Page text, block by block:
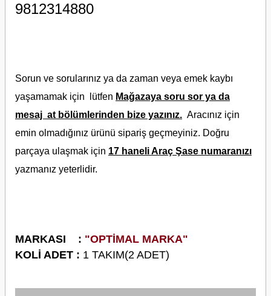
9812314880
Sorun ve sorularınız ya da zaman veya emek kaybı
yaşamamak için lütfen Mağazaya soru sor ya da
mesaj at bölümlerinden bize yazınız. Aracınız için
emin olmadığınız ürünü sipariş geçmeyiniz. Doğru
parçaya ulaşmak için 17 haneli Araç Şase numaranızı
yazmanız yeterlidir.
MARKASI : "OPTİMAL MARKA"
KOLİ ADET : 1 TAKIM(2 ADET)